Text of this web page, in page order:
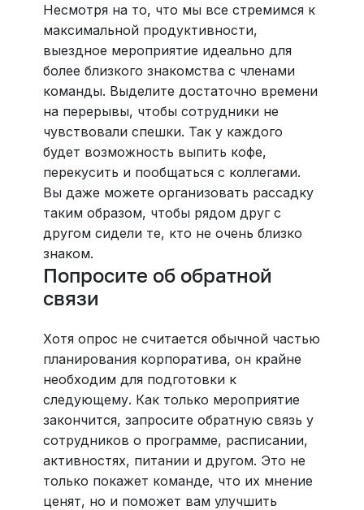
Несмотря на то, что мы все стремимся к
максимальной продуктивности,
выездное мероприятие идеально для
более близкого знакомства с членами
команды. Выделите достаточно времени
на перерывы, чтобы сотрудники не
чувствовали спешки. Так у каждого
будет возможность выпить кофе,
перекусить и пообщаться с коллегами.
Вы даже можете организовать рассадку
таким образом, чтобы рядом друг с
другом сидели те, кто не очень близко
знаком.
Попросите об обратной
связи
Хотя опрос не считается обычной частью
планирования корпоратива, он крайне
необходим для подготовки к
следующему. Как только мероприятие
закончится, запросите обратную связь у
сотрудников о программе, расписании,
активностях, питании и другом. Это не
только покажет команде, что их мнение
ценят, но и поможет вам улучшить